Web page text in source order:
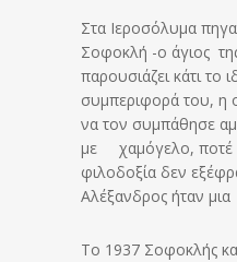
Στα Ιεροσόλυμα
Σοφοκλή -ο άγιος
παρουσιάζει κάτι το
συμπεριφορά του, η
να τον συμπάθησε
με χαμόγελο, ποτέ
φιλοδοξία δεν
Αλέξανδρος ήταν
Το 1937 Σοφοκλής